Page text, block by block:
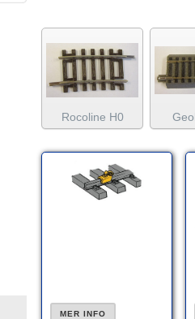
Rocoline H0
MER INFO